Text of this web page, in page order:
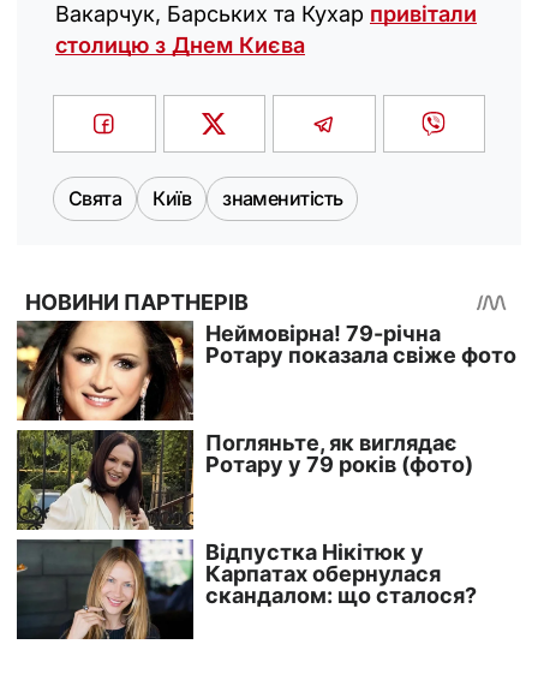
Вакарчук, Барських та Кухар привітали
столицю з Днем Києва
Свята Київ знаменитість